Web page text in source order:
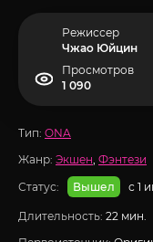
Режиссер
Чжао Юйцин
Просмотров
1 090
Тип: ONA
Жанр: Экшен, Фэнтези
Статус:
Вышел с 1
Длительность: 22 мин.